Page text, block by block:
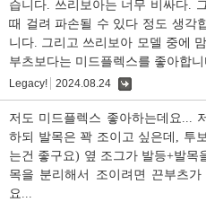
습니다. 쓰리보아는 너무 비싸다.
때 걸려 파손될 수 있다 정도 생각
니다. 그리고 쓰리보아 모델 중에
부츠보다는 미드플렉스를 좋아합니
Legacy! 2024.08.24
글
저도 미드플렉스 좋아하는데요...
하되 발목은 꽉 조이고 싶은데, 투
는건 좋구요) 옆 조그가 발등+발
목을 분리해서 조이려면 끈부츠
요...